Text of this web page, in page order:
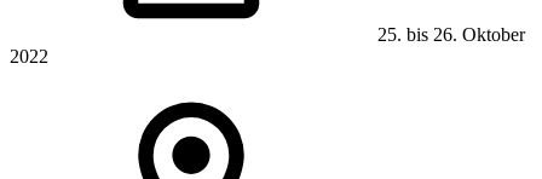
25. bis 26. Oktober
2022